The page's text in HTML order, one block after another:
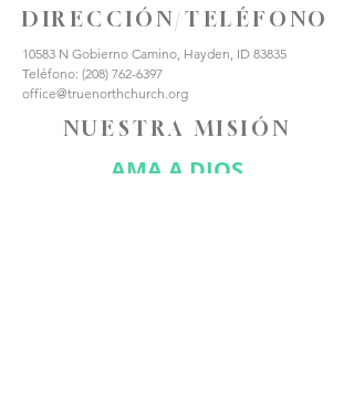
DIRECCIÓN/TELÉFONO
10583 N Gobierno Camino, Hayden, ID 83835
Teléfono: (208) 762-6397
office@truenorthchurch.org
NUESTRA MISIÓN
AMA A DIOS